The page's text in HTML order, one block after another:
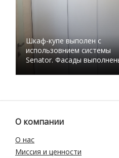
Шкаф-купе выполен с
использовнием системы
Senator. Фасады
О компании
О нас
Миссия и ценности